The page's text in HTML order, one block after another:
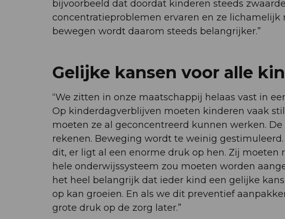
bijvoorbeeld dat doordat kinderen steeds
concentratieproblemen ervaren en ze
bewegen wordt daarom steeds belangrijker.”
Gelijke kansen voor alle
“We zitten in onze maatschappij helaas vast in
Op kinderdagverblijven moeten kinderen vaak
moeten ze al geconcentreerd kunnen werken.
rekenen. Beweging wordt te weinig
dit, er ligt al een enorme druk op hen. Zij moeten
hele onderwijssysteem zou moeten worden
het heel belangrijk dat ieder kind een gelijke
op kan groeien. En als we dit preventief
grote druk op de zorg later.”